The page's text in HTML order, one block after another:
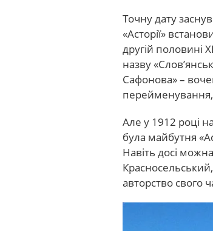
Точну дату
«Асторії»
другій половині
назву
Сафонова» –
перейменування,
Але у 1912 році
була майбутня
Навіть досі
авторство свого